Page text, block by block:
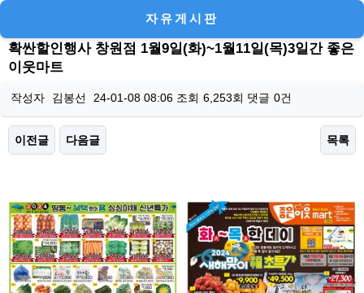
자유게시판
확싼할인행사 창원점 1월9일(화)~1월11일(목)3일간 좋은
이웃마트
작성자 김봉선 24-01-08 08:06조회 6,253회 댓글 0건
이전글 다음글 목록
본문